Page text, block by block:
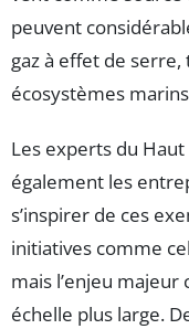
peuvent
gaz à effet de
écosystèmes
Les experts du
également les
s’inspirer de ces
initiatives comme
mais l’enjeu majeur
échelle plus large.